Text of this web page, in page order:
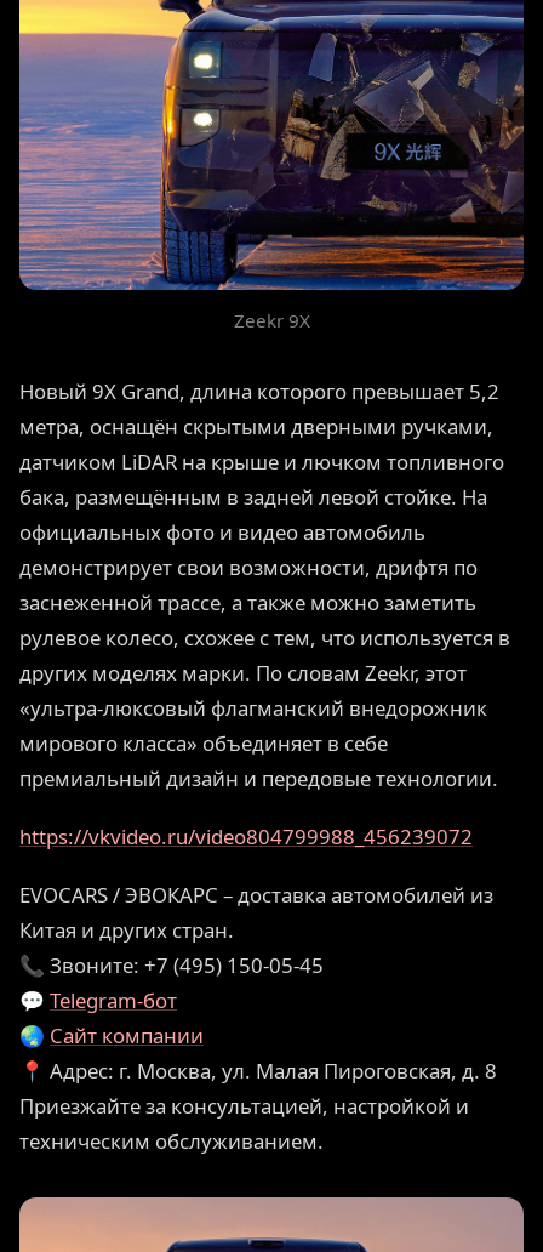
Zeekr 9X
Новый 9X Grand, длина которого превышает 5,2
метра, оснащён скрытыми дверными ручками,
датчиком LiDAR на крыше и лючком топливного
бака, размещённым в задней левой стойке. На
официальных фото и видео автомобиль
демонстрирует свои возможности, дрифтя по
заснеженной трассе, а также можно заметить
рулевое колесо, схожее с тем, что используется в
других моделях марки. По словам Zeekr, этот
«ультра-люксовый флагманский внедорожник
мирового класса» объединяет в себе
премиальный дизайн и передовые технологии.
https://vkvideo.ru/video804799988_456239072
EVOCARS / ЭВОКАРС – доставка автомобилей из
Китая и других стран.
📞 Звоните: +7 (495) 150-05-45
💬 Telegram-бот
🌏 Сайт компании
📍 Адрес: г. Москва, ул. Малая Пироговская, д. 8
Приезжайте за консультацией, настройкой и
техническим обслуживанием.